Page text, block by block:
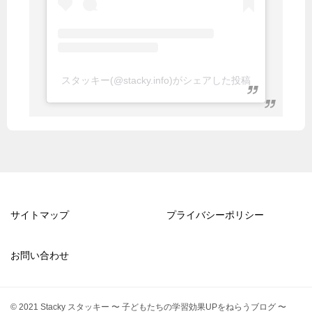
スタッキー(@stacky.info)がシェアした投稿
サイトマップ プライバシーポリシー
お問い合わせ
© 2021 Stacky スタッキー 〜 子どもたちの学習効果UPをねらうブログ 〜